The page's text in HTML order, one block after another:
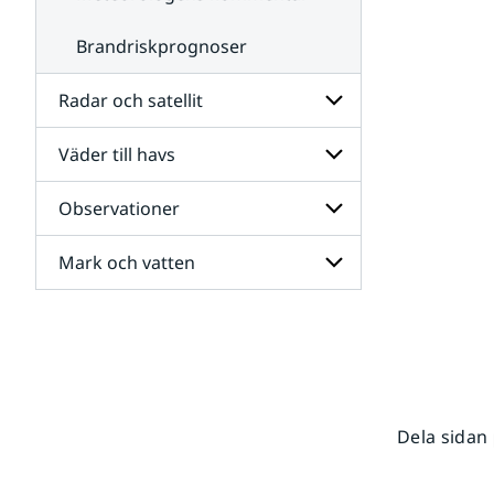
Brandriskprognoser
Radar och satellit
Undersidor
för
Radar
och
satellit
Väder till havs
Undersidor
för
Väder
till
havs
Observationer
Undersidor
för
Mark och vatten
Dela sidan